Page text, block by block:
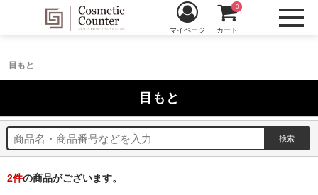
目もと
マイページ カート
0
目もと
2件の商品がございます。